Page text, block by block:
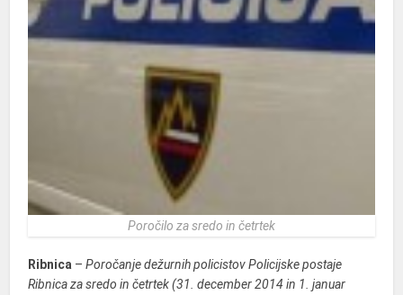
Poročilo za sredo in četrtek
Ribnica –Poročanje dežurnih policistov Policijske postaje
Ribnica za sredo in četrtek (31. december 2014 in 1. januar